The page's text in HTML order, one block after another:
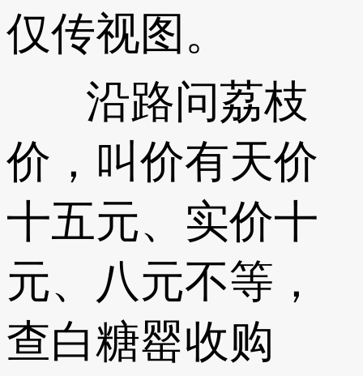
仅传视图。
沿路问荔枝
价，叫价有天价
十五元、实价十
元、八元不等，
查白糖罂收购